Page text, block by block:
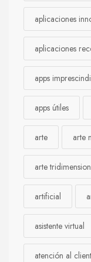
aplicaciones
aplicaciones
apps
apps útiles
arte arte
arte
artificial
asistente virtual
atención al